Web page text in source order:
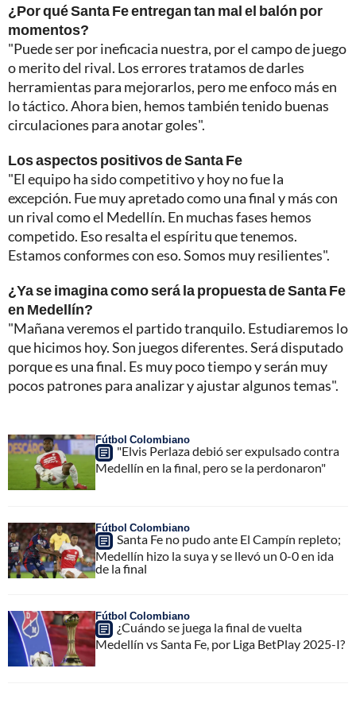
¿Por qué Santa Fe entregan tan mal el balón por
momentos?
"Puede ser por ineficacia nuestra, por el campo de juego
o merito del rival. Los errores tratamos de darles
herramientas para mejorarlos, pero me enfoco más en
lo táctico. Ahora bien, hemos también tenido buenas
circulaciones para anotar goles".
Los aspectos positivos de Santa Fe
"El equipo ha sido competitivo y hoy no fue la
excepción. Fue muy apretado como una final y más con
un rival como el Medellín. En muchas fases hemos
competido. Eso resalta el espíritu que tenemos.
Estamos conformes con eso. Somos muy resilientes".
¿Ya se imagina como será la propuesta de Santa Fe
en Medellín?
"Mañana veremos el partido tranquilo. Estudiaremos lo
que hicimos hoy. Son juegos diferentes. Será disputado
porque es una final. Es muy poco tiempo y serán muy
pocos patrones para analizar y ajustar algunos temas".
Fútbol Colombiano
"Elvis Perlaza debió ser expulsado contra
Medellín en la final, pero se la perdonaron"
Fútbol Colombiano
Santa Fe no pudo ante El Campín repleto;
Medellín hizo la suya y se llevó un 0-0 en ida
de la final
Fútbol Colombiano
¿Cuándo se juega la final de vuelta
Medellín vs Santa Fe, por Liga BetPlay 2025-I?